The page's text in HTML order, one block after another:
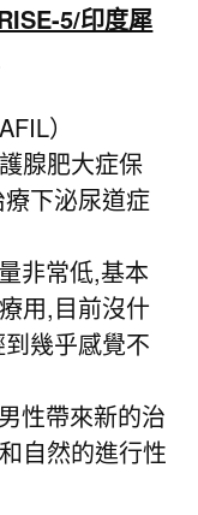
5/印度犀
）
腺肥大症保
下泌尿道症
非常低,基本
用,目前沒什
幾乎感覺不
性帶來新的治
自然的進行性